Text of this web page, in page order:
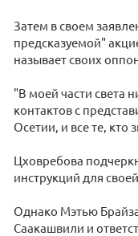
Затем в своем
предсказуемой"
называет своих
"В моей части света
контактов с
Осетии, и все те, кто
Цховребова
инструкций для
Однако Мэтью
Саакашвили и